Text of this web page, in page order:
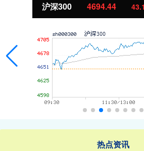
沪深300 4694.44
热点资讯